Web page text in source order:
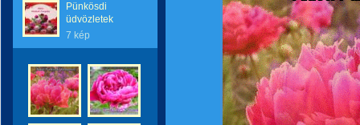
Pünkösdi
üdvözletek
7 kép